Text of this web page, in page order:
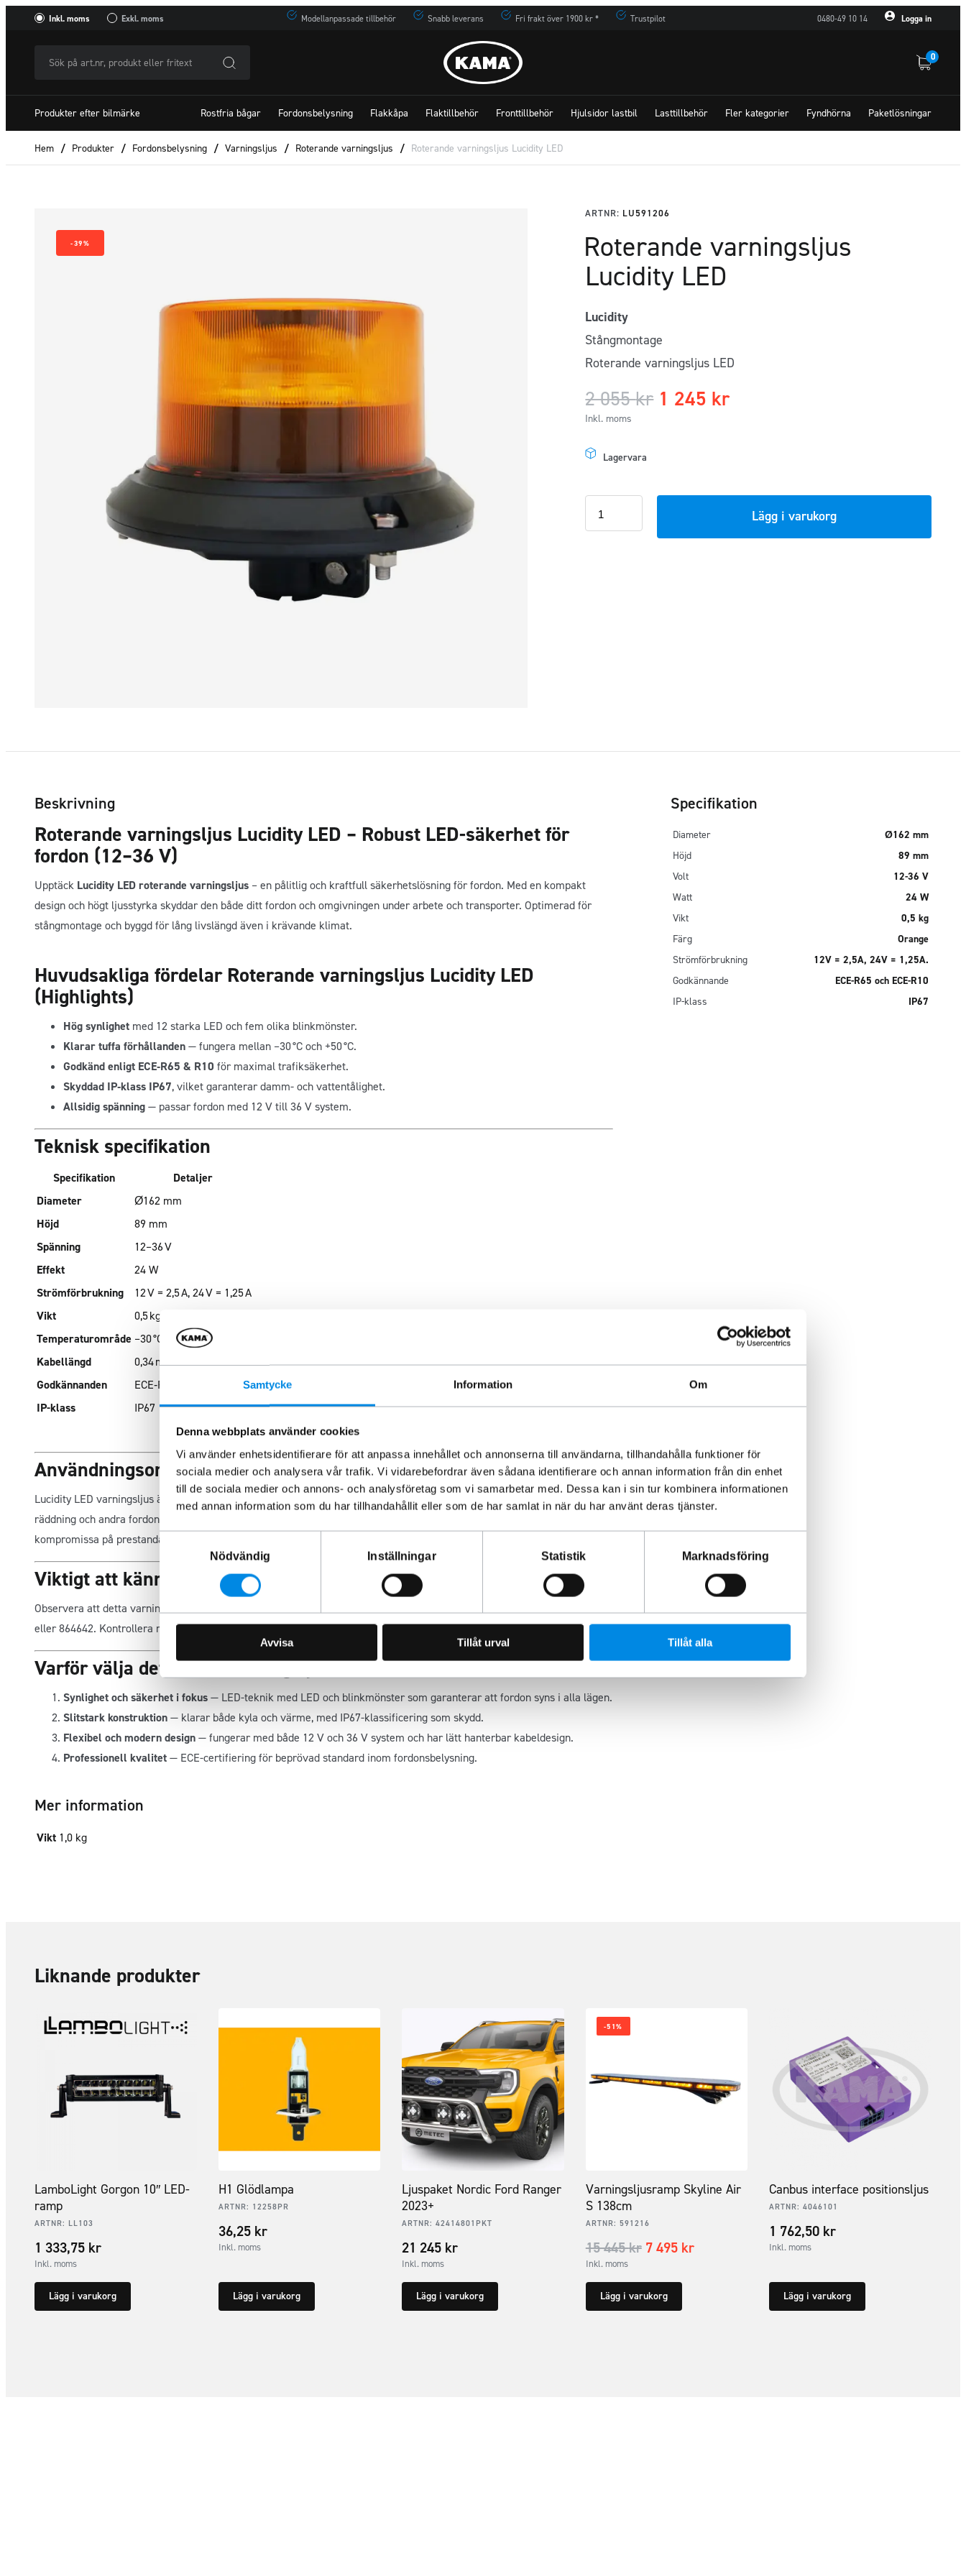
Samtycke Information Om
Denna webbplats använder cookies
Vi använder enhetsidentifierare för att anpassa innehållet och annonserna till användarna, tillhandahålla funktioner för
sociala medier och analysera vår trafik. Vi vidarebefordrar även sådana identifierare och annan information från din enhet
till de sociala medier och annons- och analysföretag som vi samarbetar med. Dessa kan i sin tur kombinera informationen
med annan information som du har tillhandahållit eller som de har samlat in när du har använt deras tjänster.
Samtyckesval
Nödvändig
Inställningar Statistik Marknadsföring
Avvisa Tillåt urval Tillåt alla
Inkl. moms Exkl. moms Modellanpassade tillbehör Snabb leverans Fri frakt över 1900 kr * Trustpilot 0480-49 10 14 Logga in
art.nr,
produkt
eller
fritextSök
0
Produkter efter bilmärke Rostfria bågar Fordonsbelysning Flakkåpa Flaktillbehör Fronttillbehör Hjulsidor lastbil Lasttillbehör Fler kategorier Fyndhörna Paketlösningar
Hem / Produkter / Fordonsbelysning / Varningsljus / Roterande varningsljus / Roterande varningsljus Lucidity LED
-39%
ARTNR: LU591206
Roterande varningsljus
Lucidity LED
Lucidity
Stångmontage
Roterande varningsljus LED
2 055kr 1 245 kr
Inkl. moms
Lagervara
Lägg i varukorg
Beskrivning
Roterande varningsljus Lucidity LED – Robust LED-säkerhet för
fordon (12–36 V)
Upptäck Lucidity LED roterande varningsljus – en pålitlig och kraftfull säkerhetslösning för fordon. Med en kompakt
design och högt ljusstyrka skyddar den både ditt fordon och omgivningen under arbete och transporter. Optimerad för
stångmontage och byggd för lång livslängd även i krävande klimat.
Huvudsakliga fördelar Roterande varningsljus Lucidity LED
(Highlights)
Hög synlighet med 12 starka LED och fem olika blinkmönster.
Klarar tuffa förhållanden— fungera mellan –30 °C och +50 °C.
Godkänd enligt ECE‑R65 & R10 för maximal trafiksäkerhet.
Skyddad IP‑klass IP67, vilket garanterar damm- och vattentålighet.
Allsidig spänning— passar fordon med 12 V till 36 V system.
Teknisk specifikation
Specifikation
Detaljer
Diameter
Ø162 mm
Höjd
89 mm
Spänning
12–36 V
Effekt
24 W
Strömförbrukning
12 V = 2,5 A, 24 V = 1,25 A
Vikt
0,5 kg
Temperaturområde –30 °C till +50 °C
Kabellängd
0,34 m
Godkännanden
ECE‑R65 & ECE‑R10
IP-klass
IP67
Användningsområde
Lucidity LED varningsljus är idealiskt för robust montering med stångfäste—perfekt för servicebilar, entreprenadó,
räddning och andra fordon där synlighet och pålitlighet är avgörande. Det klarar svåra väderförhållanden utan att
kompromissa på prestanda.
Viktigt att känna till
Observera att detta varningsljusinte är kompatibeltmed vissa KAMA-rotorljusplattor, specifikt artikelnr. 888410, 888387
eller 864642. Kontrollera monteringsförutsättningarna innan köp.
Varför välja detta LED-varningsljus?
Synlighet och säkerhet i fokus— LED-teknik med LED och blinkmönster som garanterar att fordon syns i alla lägen.
Slitstark konstruktion— klarar både kyla och värme, med IP67-klassificering som skydd.
Flexibel och modern design— fungerar med både 12 V och 36 V system och har lätt hanterbar kabeldesign.
Professionell kvalitet— ECE-certifiering för beprövad standard inom fordonsbelysning.
Mer information
Vikt 1,0 kg
Specifikation
Diameter
Ø162 mm
Höjd
89 mm
Volt
12-36 V
Watt
24 W
Vikt
0,5 kg
Färg
Orange
Strömförbrukning
12V = 2,5A, 24V = 1,25A.
Godkännande
ECE-R65 och ECE-R10
IP-klass
IP67
Liknande produkter
LamboLight Gorgon 10″ LED-
ramp
ARTNR: LL103
1 333,75 kr
Inkl. moms
Lägg i varukorg
H1 Glödlampa
ARTNR: 12258PR
36,25 kr
Inkl. moms
Lägg i varukorg
Ljuspaket Nordic Ford Ranger
2023+
ARTNR:42414801PKT
21 245 kr
Inkl. moms
Lägg i varukorg
-51%
Varningsljusramp Skyline Air
S 138cm
ARTNR: 591216
15 445kr 7 495 kr
Inkl. moms
Lägg i varukorg
Canbus interface positionsljus
ARTNR:4046101
1 762,50 kr
Inkl. moms
Lägg i varukorg